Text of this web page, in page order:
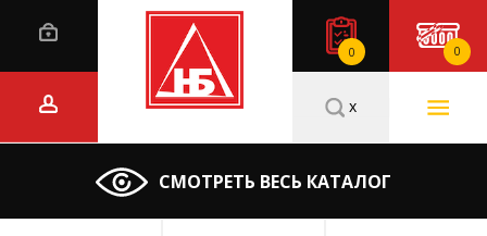
0 0
СМОТРЕТЬ ВЕСЬ КАТАЛОГ
x